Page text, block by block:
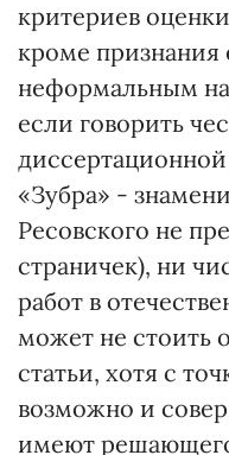
критериев
кроме признания
неформальным
если говорить
«Зубра» -
Ресовского не
страничек), ни
работ в
может не стоить
статьи, хотя с
возможно и
имеют